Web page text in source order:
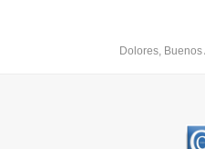
Dolores,